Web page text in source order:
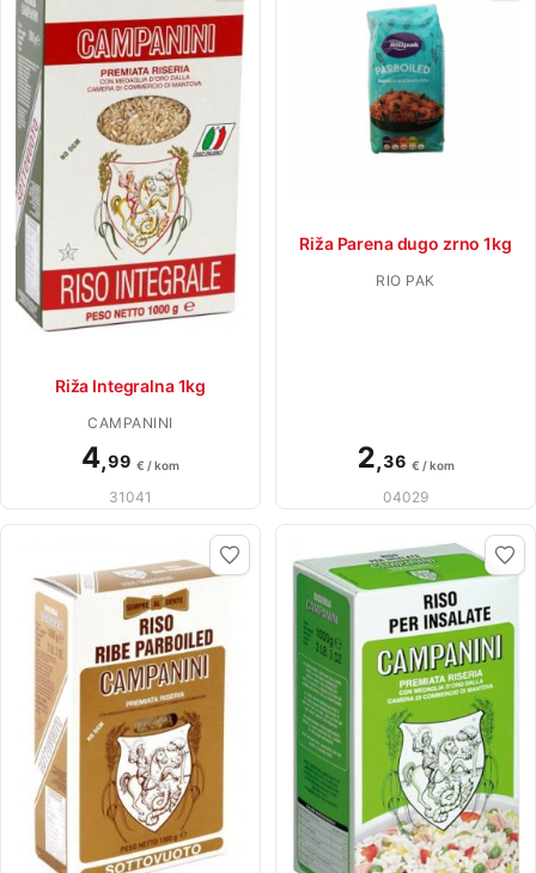
Riža Integralna 1kg
CAMPANINI
4,99 € / kom
31041
Riža Parena dugo zrno 1kg
RIO PAK
2,36 € / kom
04029